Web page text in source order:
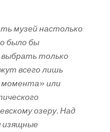
музей настолько
было бы
только
всего лишь
или
озеру. Над
изящные